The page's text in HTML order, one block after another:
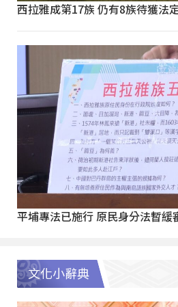
西拉雅成第17族 仍有8族待獲法
平埔專法已施行 原民身分法暫緩
文化小辭典